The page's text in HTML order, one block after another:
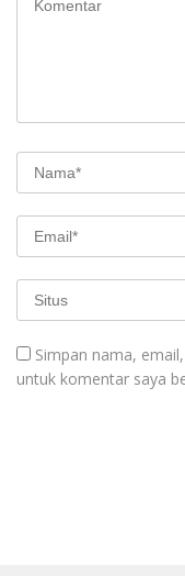
Simpan nama,
untuk komentar saya